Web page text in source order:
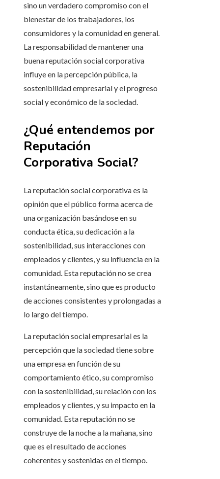
sino un verdadero compromiso con el
bienestar de los trabajadores, los
consumidores y la comunidad en general.
La responsabilidad de mantener una
buena reputación social corporativa
influye en la percepción pública, la
sostenibilidad empresarial y el progreso
social y económico de la sociedad.
¿Qué entendemos por
Reputación
Corporativa Social?
La reputación social corporativa es la
opinión que el público forma acerca de
una organización basándose en su
conducta ética, su dedicación a la
sostenibilidad, sus interacciones con
empleados y clientes, y su influencia en la
comunidad. Esta reputación no se crea
instantáneamente, sino que es producto
de acciones consistentes y prolongadas a
lo largo del tiempo.
La reputación social empresarial es la
percepción que la sociedad tiene sobre
una empresa en función de su
comportamiento ético, su compromiso
con la sostenibilidad, su relación con los
empleados y clientes, y su impacto en la
comunidad. Esta reputación no se
construye de la noche a la mañana, sino
que es el resultado de acciones
coherentes y sostenidas en el tiempo.